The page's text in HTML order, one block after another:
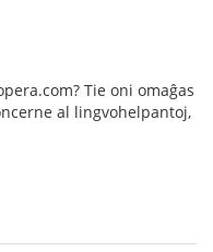
Tie oni omaĝas
al lingvohelpantoj,